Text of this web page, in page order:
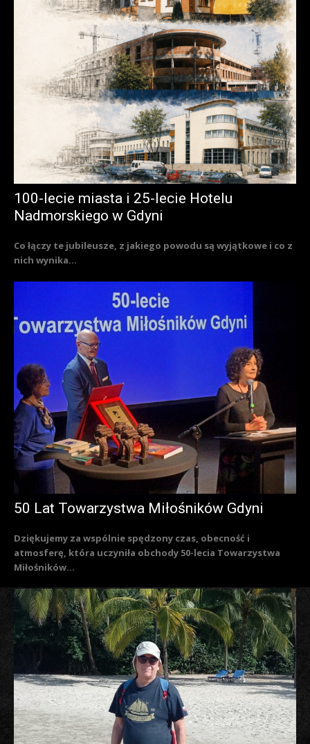
100-lecie miasta i 25-lecie Hotelu
Nadmorskiego w Gdyni
Co łączy te jubileusze, z jakiego powodu są wyjątkowe i co z
nich wynika...
50 Lat Towarzystwa Miłośników Gdyni
Dziękujemy za wspólnie spędzony czas, obecność i
atmosferę, która uczyniła obchody 50-lecia Towarzystwa
Miłośników...